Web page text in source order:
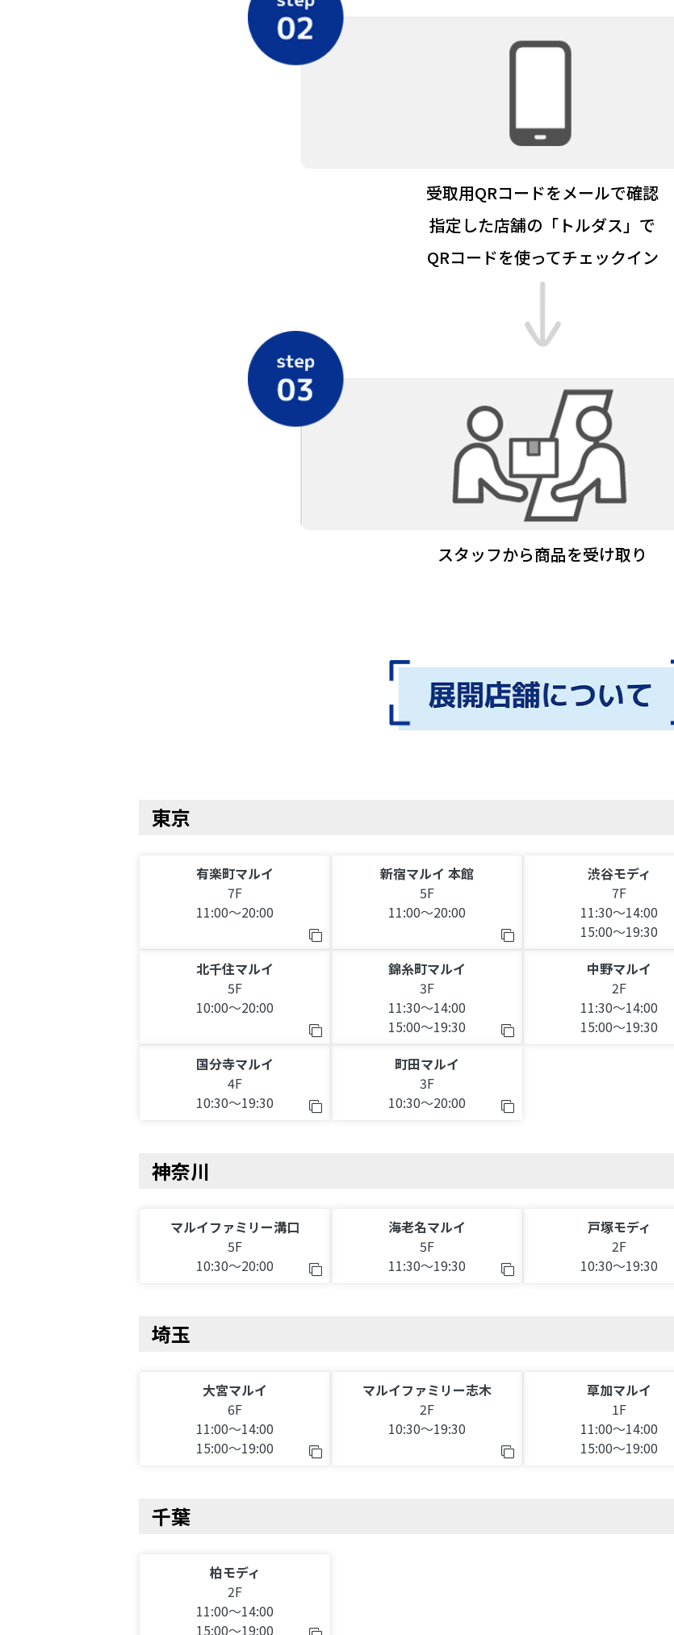
受取用QRコードをメールで確認
指定した店舗の「トルダス」で
QRコードを使ってチェックイン
スタッフから商品を受け取り
東京
有楽町マルイ
7F
11:00～20:00
新宿マルイ 本館
5F
11:00～20:00
渋谷モディ
7F
11:30～14:00
15:00～19:30
北千住マルイ
5F
10:00～20:00
錦糸町マルイ
3F
11:30～14:00
15:00～19:30
中野マルイ
2F
11:30～14:00
15:00～19:30
国分寺マルイ
4F
10:30～19:30
町田マルイ
3F
10:30～20:00
神奈川
マルイファミリー溝口
5F
10:30～20:00
海老名マルイ
5F
11:30～19:30
戸塚モディ
2F
10:30～19:30
埼玉
大宮マルイ
6F
11:00～14:00
15:00～19:00
マルイファミリー志木
2F
10:30～19:30
草加マルイ
1F
11:00～14:00
15:00～19:00
千葉
柏モディ
2F
11:00～14:00
15:00～19:00